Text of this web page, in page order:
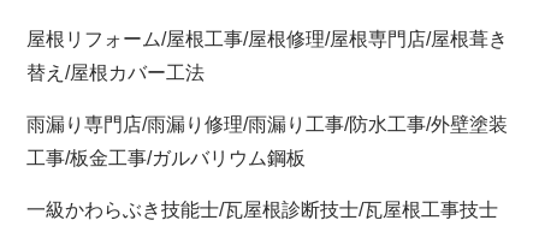
屋根リフォーム/屋根工事/屋根修理/屋根専門店/屋根葺き
替え/屋根カバー工法
雨漏り専門店/雨漏り修理/雨漏り工事/防水工事/外壁塗装
工事/板金工事/ガルバリウム鋼板
一級かわらぶき技能士/瓦屋根診断技士/瓦屋根工事技士